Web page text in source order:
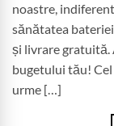
noastre,
sănătatea
și livrare gratuită.
bugetului tău!
urme […]